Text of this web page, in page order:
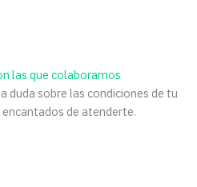
las que colaboramos
duda sobre las condiciones de tu
de atenderte.